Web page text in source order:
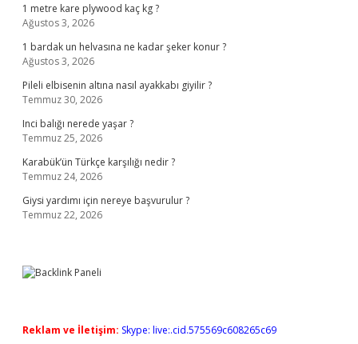
1 metre kare plywood kaç kg ?
Ağustos 3, 2026
1 bardak un helvasına ne kadar şeker konur ?
Ağustos 3, 2026
Pileli elbisenin altına nasıl ayakkabı giyilir ?
Temmuz 30, 2026
Inci balığı nerede yaşar ?
Temmuz 25, 2026
Karabük’ün Türkçe karşılığı nedir ?
Temmuz 24, 2026
Giysi yardımı için nereye başvurulur ?
Temmuz 22, 2026
Reklam ve İletişim: Skype: live:.cid.575569c608265c69